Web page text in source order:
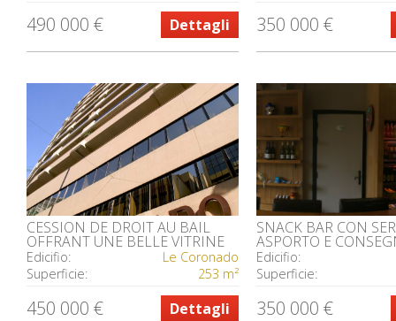
490 000 € Dettagli 350 000 €
CESSION DE DROIT AU BAIL
OFFRANT UNE BELLE VITRINE
Edicifio:
Le Coronado
Superficie:
253 m²
450 000 € Dettagli
SNACK BAR CON
ASPORTO E
Edicifio:
Superficie:
350 000 €